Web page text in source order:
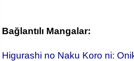
Bağlantılı Mangalar:
Higurashi no Naku Koro ni: